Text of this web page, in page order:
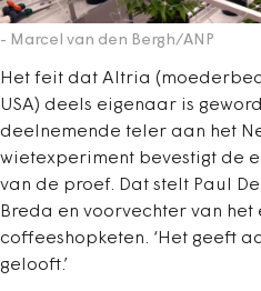
- Marcel van den Bergh/ANP
Het feit dat Altria
USA) deels eigenaar is
deelnemende teler aan het
wietexperiment bevestigt de
van de proef. Dat stelt Paul
Breda en voorvechter van
coffeeshopketen. ‘Het geeft
gelooft.’